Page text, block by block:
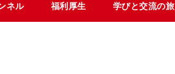
ネル 福利厚生 学びと交流の旅